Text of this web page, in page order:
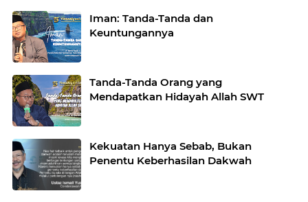
Iman: Tanda-Tanda dan
Keuntungannya
Tanda-Tanda Orang yang
Mendapatkan Hidayah Allah SWT
Kekuatan Hanya Sebab, Bukan
Penentu Keberhasilan Dakwah